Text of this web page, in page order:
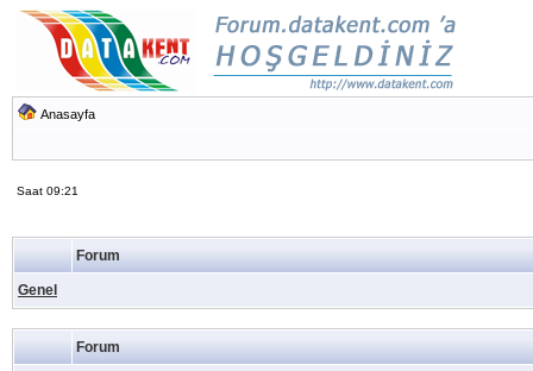
Anasayfa
Saat 09:21
Forum
Genel
Forum